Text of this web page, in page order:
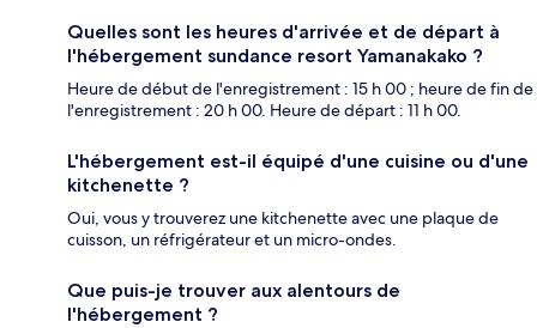
Quelles sont les heures d'arrivée et de départ à
l'hébergement sundance resort Yamanakako ?
Heure de début de l'enregistrement : 15 h 00 ; heure de fin de
l'enregistrement : 20 h 00. Heure de départ : 11 h 00.
L'hébergement est-il équipé d'une cuisine ou d'une
kitchenette ?
Oui, vous y trouverez une kitchenette avec une plaque de
cuisson, un réfrigérateur et un micro-ondes.
Que puis-je trouver aux alentours de
l'hébergement ?